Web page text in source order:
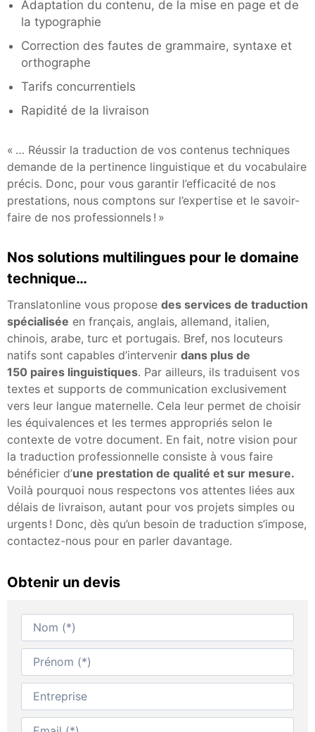
Adaptation du contenu, de la mise en page et de
la typographie
Correction des fautes de grammaire, syntaxe et
orthographe
Tarifs concurrentiels
Rapidité de la livraison
« … Réussir la traduction de vos contenus techniques
demande de la pertinence linguistique et du vocabulaire
précis. Donc, pour vous garantir l’efficacité de nos
prestations, nous comptons sur l’expertise et le savoir-
faire de nos professionnels ! »
Nos solutions multilingues pour le domaine
technique…
Translatonline vous propose des services de traduction
spécialisée en français, anglais, allemand, italien,
chinois, arabe, turc et portugais. Bref, nos locuteurs
natifs sont capables d’intervenir dans plus de
150 paires linguistiques. Par ailleurs, ils traduisent vos
textes et supports de communication exclusivement
vers leur langue maternelle. Cela leur permet de choisir
les équivalences et les termes appropriés selon le
contexte de votre document. En fait, notre vision pour
la traduction professionnelle consiste à vous faire
bénéficier d’une prestation de qualité et sur mesure.
Voilà pourquoi nous respectons vos attentes liées aux
délais de livraison, autant pour vos projets simples ou
urgents ! Donc, dès qu’un besoin de traduction s’impose,
contactez-nous pour en parler davantage.
Obtenir un devis